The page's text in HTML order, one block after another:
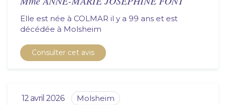
Elle est née à COLMAR il y a 99 ans et est
décédée à
molsheim
Consulter cet avis
12 avril 2026 molsheim